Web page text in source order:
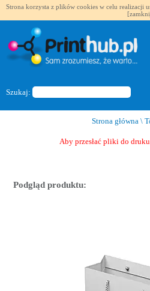
Strona korzysta z plików cookies w celu realizacji
Szukaj:
Strona główna \
Aby przesłać pliki do
Podgląd produktu: